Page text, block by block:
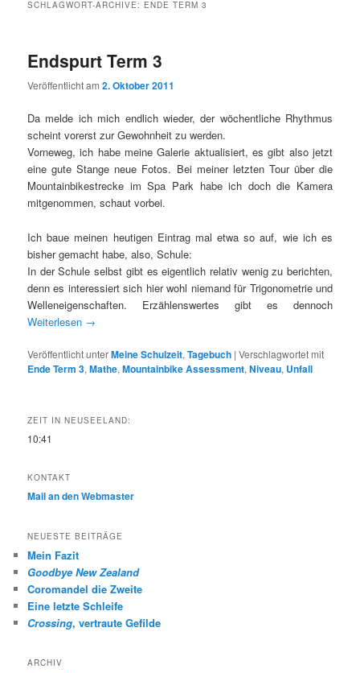
SCHLAGWORT-ARCHIVE: ENDE TERM 3
Endspurt Term 3
Veröffentlicht am2. Oktober 2011
Da melde ich mich endlich wieder, der wöchentliche Rhythmus
scheint vorerst zur Gewohnheit zu werden.
Vorneweg, ich habe meine Galerie aktualisiert, es gibt also jetzt
eine gute Stange neue Fotos. Bei meiner letzten Tour über die
Mountainbikestrecke im Spa Park habe ich doch die Kamera
mitgenommen, schaut vorbei.
Ich baue meinen heutigen Eintrag mal etwa so auf, wie ich es
bisher gemacht habe, also, Schule:
In der Schule selbst gibt es eigentlich relativ wenig zu berichten,
denn es interessiert sich hier wohl niemand für Trigonometrie und
Welleneigenschaften. Erzählenswertes gibt es dennoch
Weiterlesen →
Veröffentlicht unterMeine Schulzeit,Tagebuch |Verschlagwortet mit
Ende Term 3,Mathe,Mountainbike Assessment,Niveau, Unfall
ZEIT IN NEUSEELAND:
10:41
KONTAKT
Mail an den Webmaster
NEUESTE BEITRÄGE
Mein Fazit
Goodbye New Zealand
Coromandel die Zweite
Eine letzte Schleife
Crossing, vertraute Gefilde
ARCHIV